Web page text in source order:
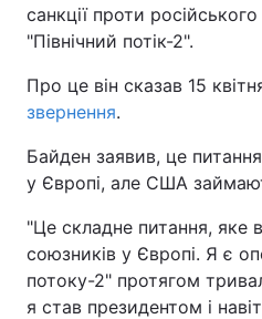
санкції проти
"Північний потік-2".
Про це він сказав 15
звернення.
Байден заявив, це
у Європі, але США
"Це складне питання, яке
союзників у Європі. Я є
потоку-2" протягом
я став президентом і